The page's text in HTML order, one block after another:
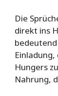
Die
direkt ins
bedeutend
Hungers
Nahrung,